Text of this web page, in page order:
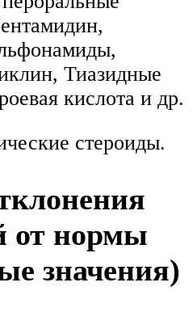
Тиазидные
кислота и др.
стероиды.
от нормы
значения)